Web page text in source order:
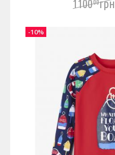
110000грн
-10%